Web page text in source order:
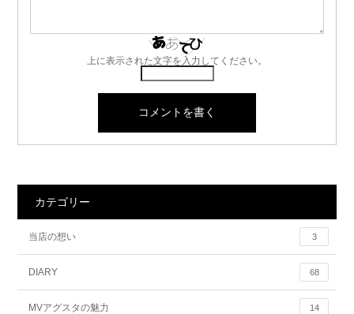
上に表示された文字を入力してください。
カテゴリー
当店の想い 3
DIARY 68
MVアグスタの魅力 14